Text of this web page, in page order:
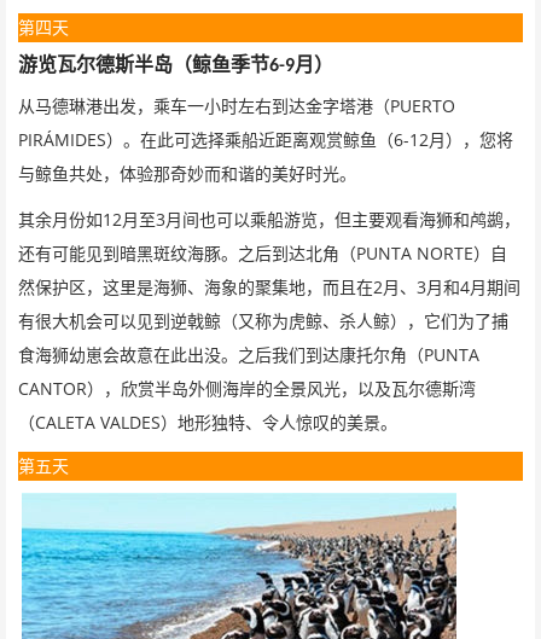
第四天
游览瓦尔德斯半岛（鲸鱼季节6-9月）
从马德琳港出发，乘车一小时左右到达金字塔港（PUERTO
PIRÁMIDES）。在此可选择乘船近距离观赏鲸鱼（6-12月），您将
与鲸鱼共处，体验那奇妙而和谐的美好时光。
其余月份如 12月至3月间也可以乘船游览，但主要观看海狮和鸬鹚，
还有可能见到暗黑斑纹海豚。之后到达北角（PUNTA NORTE）自
然保护区，这里是海狮、海象的聚集地，而且在2月、 3月和4月期间
有很大机会可以见到逆戟鲸（又称为虎鲸、杀人鲸），它们为了捕
食海狮幼崽会故意在此出没。之后我们到达康托尔角（PUNTA
CANTOR），欣赏半岛外侧海岸的全景风光，以及瓦尔德斯湾
（CALETA VALDES）地形独特、令人惊叹的美景。
第五天